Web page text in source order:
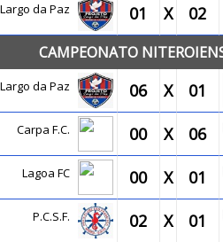
Largo da Paz 01 X 02
CAMPEONATO
Largo da Paz 06 X 01
Carpa F.C. 00 X 06
Lagoa FC 00 X 01
P.C.S.F. 02 X 01